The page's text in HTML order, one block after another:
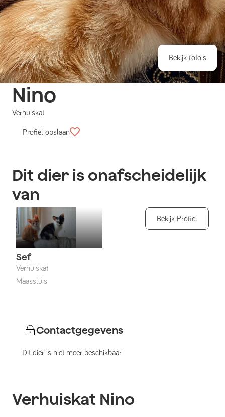
Bekijk foto's
Nino
Verhuiskat
Profiel opslaan
Dit dier is onafscheidelijk
van
Sef
Verhuiskat
Maassluis
Bekijk Profiel
Contactgegevens
Dit dier is niet meer beschikbaar
Verhuiskat Nino